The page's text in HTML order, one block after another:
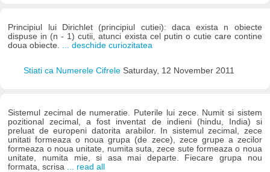
Principiul lui Dirichlet (principiul cutiei): daca exista n obiecte
dispuse in (n - 1) cutii, atunci exista cel putin o cutie care contine
doua obiecte. ... deschide curiozitatea
Stiati ca Numerele Cifrele Saturday, 12 November 2011
Sistemul zecimal de numeratie. Puterile lui zece. Numit si sistem
pozitional zecimal, a fost inventat de indieni (hindu, India) si
preluat de europeni datorita arabilor. In sistemul zecimal, zece
unitati formeaza o noua grupa (de zece), zece grupe a zecilor
formeaza o noua unitate, numita suta, zece sute formeaza o noua
unitate, numita mie, si asa mai departe. Fiecare grupa nou
formata, scrisa
... read all